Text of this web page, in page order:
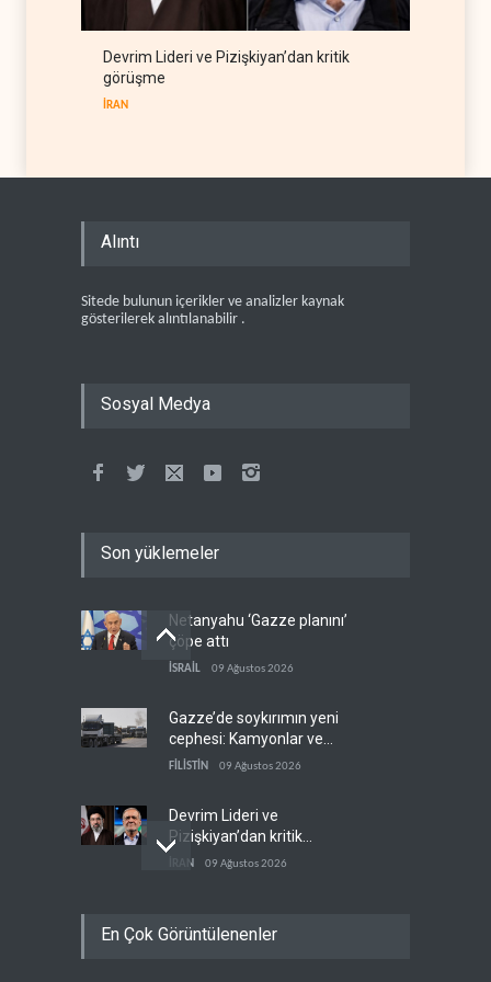
Devrim Lideri ve Pizişkiyan’dan kritik
görüşme
İRAN
Alıntı
Sitede bulunun içerikler ve analizler kaynak
gösterilerek alıntılanabilir .
Sosyal Medya
Son yüklemeler
Netanyahu ‘Gazze planını’
çöpe attı
İSRAİL 09 Ağustos 2026
Gazze’de soykırımın yeni
cephesi: Kamyonlar ve
sürücüler de hedefte
FİLİSTİN 09 Ağustos 2026
Devrim Lideri ve
Pizişkiyan’dan kritik
görüşme
İRAN 09 Ağustos 2026
güçlere büyük operasyon
En Çok Görüntülenenler